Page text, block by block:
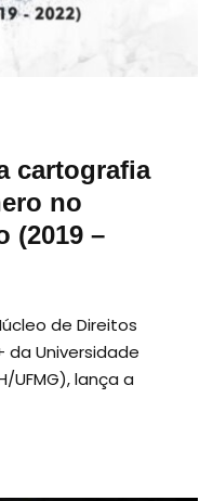
cartografia
no
(2019 –
de Direitos
da Universidade
UFMG), lança a